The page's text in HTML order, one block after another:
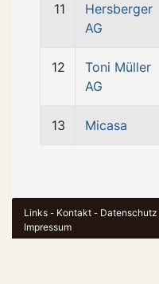
11
Hersberger
AG
12
Toni Müller
AG
13 Micasa
Links - Kontakt - Datenschutz
Impressum